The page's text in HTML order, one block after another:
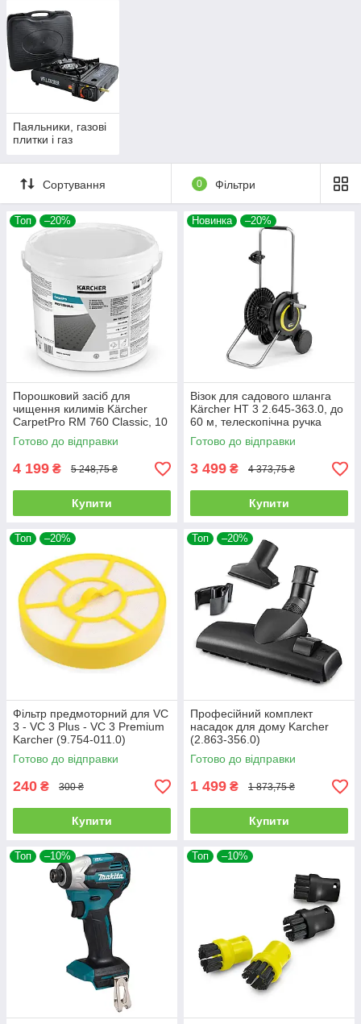
Паяльники, газові
плитки і газ
Сортування 0 Фільтри
Топ –20%
Порошковий засіб для
чищення килимів Kärcher
CarpetPro RM 760 Classic, 10
кг
Готово до відправки
4 199 ₴ 5 248,75 ₴
Купити
Новинка –20%
Візок для садового шланга
Kärcher HT 3 2.645-363.0, до
60 м, телескопічна ручка
Готово до відправки
3 499 ₴ 4 373,75 ₴
Купити
Топ –20%
Фільтр предмоторний для VC
3 - VC 3 Plus - VC 3 Premium
Karcher (9.754-011.0)
Готово до відправки
240 ₴ 300 ₴
Купити
Топ –20%
Професійний комплект
насадок для дому Karcher
(2.863-356.0)
Готово до відправки
1 499 ₴ 1 873,75 ₴
Купити
Топ –10% Топ –10%